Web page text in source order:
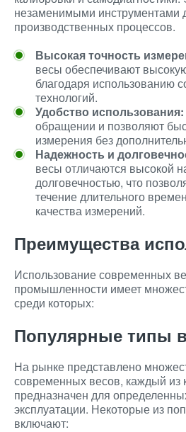
незаменимыми инструментами
производственных процессов.
Высокая точность
весы обеспечивают
благодаря использованию
технологий.
Удобство использования:
обращении и позволяют
измерения без
Надежность и
весы отличаются высокой
долговечностью, что
течение длительного
качества измерений.
Преимущества
Использование современных
промышленности имеет
среди которых:
Популярные типы
На рынке представлено
современных весов, каждый из
предназначен для
эксплуатации. Некоторые из
включают: